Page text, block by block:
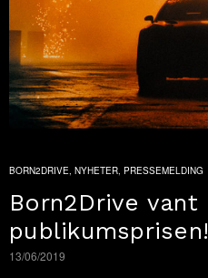
BORN2DRIVE, NYHETER, PRESSEMELDING
Born2Drive vant
publikumsprisen!
13/06/2019